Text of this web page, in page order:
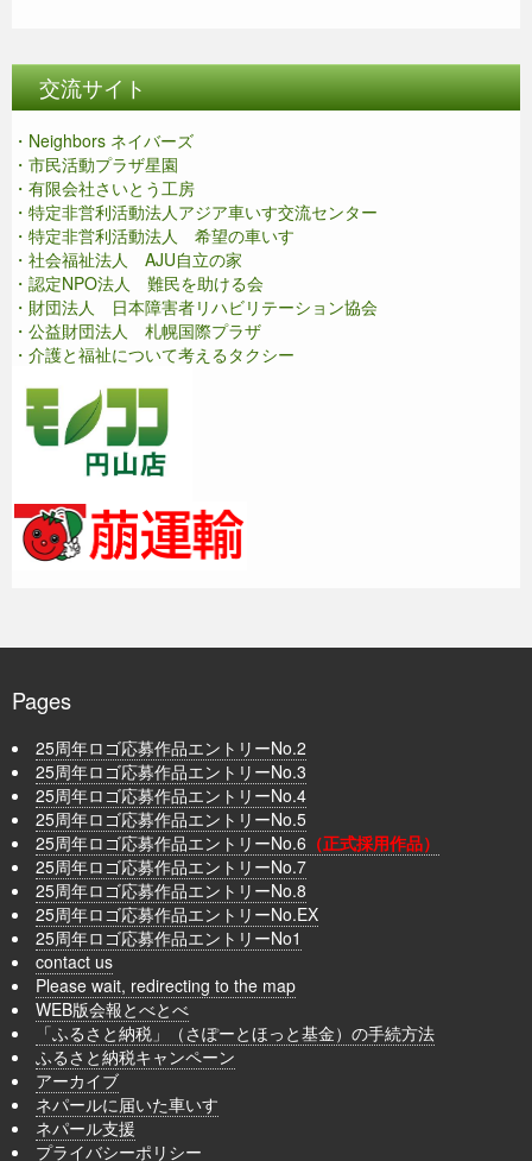
交流サイト
・Neighbors ネイバーズ
・市民活動プラザ星園
・有限会社さいとう工房
・特定非営利活動法人アジア車いす交流センター
・特定非営利活動法人 希望の車いす
・社会福祉法人 AJU自立の家
・認定NPO法人 難民を助ける会
・財団法人 日本障害者リハビリテーション協会
・公益財団法人 札幌国際プラザ
・介護と福祉について考えるタクシー
Pages
25周年ロゴ応募作品エントリーNo.2
25周年ロゴ応募作品エントリーNo.3
25周年ロゴ応募作品エントリーNo.4
25周年ロゴ応募作品エントリーNo.5
25周年ロゴ応募作品エントリーNo.6 （正式採用作品）
25周年ロゴ応募作品エントリーNo.7
25周年ロゴ応募作品エントリーNo.8
25周年ロゴ応募作品エントリーNo.EX
25周年ロゴ応募作品エントリーNo1
contact us
Please wait, redirecting to the map
WEB版会報とべとべ
「ふるさと納税」（さぽーとほっと基金）の手続方法
ふるさと納税キャンペーン
アーカイブ
ネパールに届いた車いす
ネパール支援
プライバシーポリシー